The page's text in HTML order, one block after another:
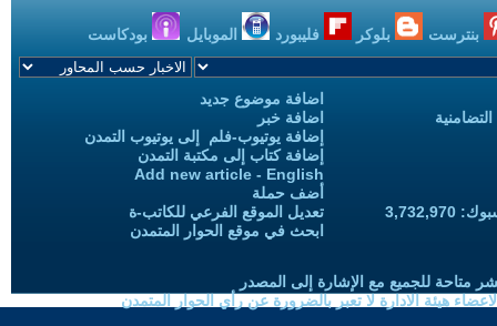
بنترست بلوكر فليبورد الموبايل بودكاست
اضافة موضوع جديد
اضافة خبر
إضافة يوتيوب-فلم إلى يوتيوب التمدن
إضافة كتاب إلى مكتبة التمدن
Add new article - English
أضف حملة
تعديل الموقع الفرعي للكاتب-ة
ابحث في موقع الحوار المتمدن
متاحة للجميع مع الإشارة إلى المصدر
هيئة الادارة لا تعبر بالضرورة عن رأي الحوار المتمدن